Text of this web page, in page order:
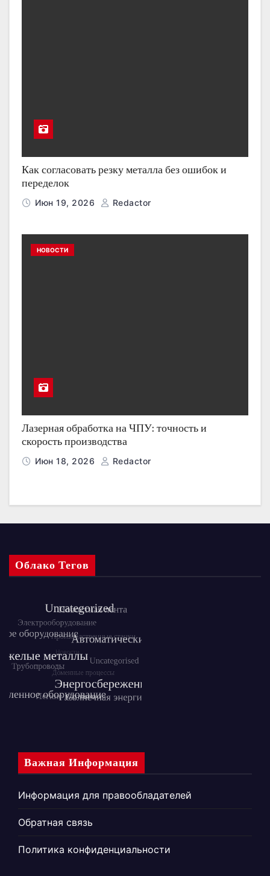
Как согласовать резку металла без ошибок и
переделок
Июн 19, 2026 Redactor
НОВОСТИ
Лазерная обработка на ЧПУ: точность и
скорость производства
Июн 18, 2026 Redactor
Облако Тегов
Важная Информация
Информация для правообладателей
Обратная связь
Политика конфиденциальности